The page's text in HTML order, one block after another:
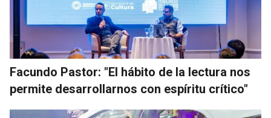
Facundo Pastor: "El hábito de la lectura nos
permite desarrollarnos con espíritu crítico"